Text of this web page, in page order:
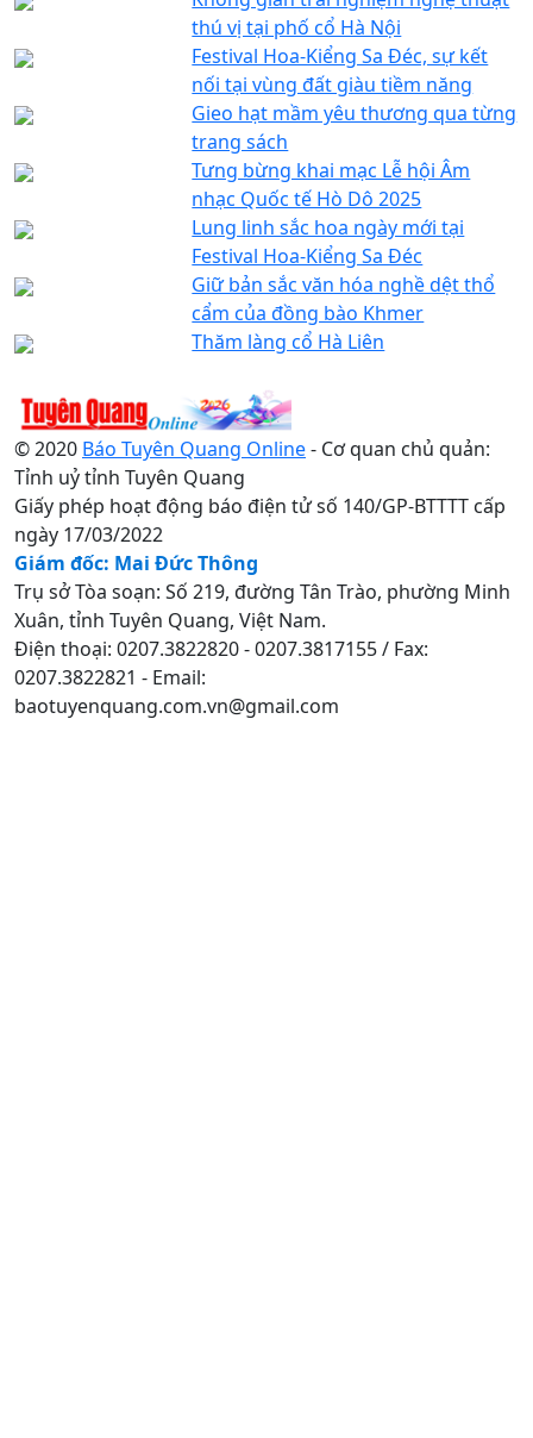
thú vị tại phố cổ Hà Nội
Festival Hoa-Kiểng Sa Đéc, sự kết
nối tại vùng đất giàu tiềm năng
Gieo hạt mầm yêu thương qua từng
trang sách
Tưng bừng khai mạc Lễ hội Âm
nhạc Quốc tế Hò Dô 2025
Lung linh sắc hoa ngày mới tại
Festival Hoa-Kiểng Sa Đéc
Giữ bản sắc văn hóa nghề dệt thổ
cẩm của đồng bào Khmer
Thăm làng cổ Hà Liên
© 2020 Báo Tuyên Quang Online- Cơ quan chủ quản:
Tỉnh uỷ tỉnh Tuyên Quang
Giấy phép hoạt động báo điện tử số 140/GP-BTTTT cấp
ngày 17/03/2022
Giám đốc: Mai Đức Thông
Trụ sở Tòa soạn: Số 219, đường Tân Trào, phường Minh
Xuân, tỉnh Tuyên Quang, Việt Nam.
Điện thoại: 0207.3822820 - 0207.3817155 / Fax:
0207.3822821 - Email:
baotuyenquang.com.vn@gmail.com